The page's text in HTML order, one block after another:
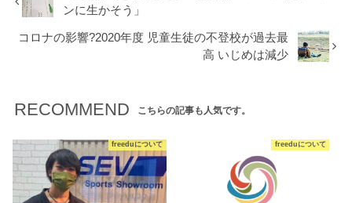
ンに生かそう」
コロナの影響?2020年度 児童生徒の不登校が過去最
高 いじめは減少
RECOMMEND こちらの記事も人気です。
freeduについて freeduについて